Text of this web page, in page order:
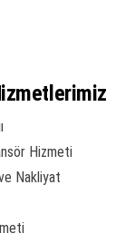
Hizmeti
Nakliyat